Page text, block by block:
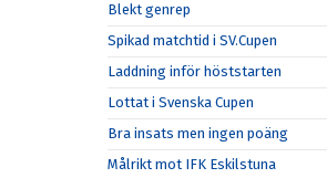
Blekt genrep
Spikad matchtid i SV.Cupen
Laddning inför höststarten
Lottat i Svenska Cupen
Bra insats men ingen poäng
Målrikt mot IFK Eskilstuna